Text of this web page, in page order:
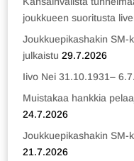
joukkueen suoritusta
Joukkuepikashakin SM-
julkaistu 29.7.2026
Iivo Nei 31.10.1931–
Muistakaa hankkia
24.7.2026
Joukkuepikashakin SM-
21.7.2026